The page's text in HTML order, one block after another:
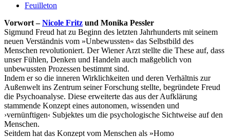
Feuilleton
Vorwort –Nicole Fritz und Monika Pessler
Sigmund Freud hat zu Beginn des letzten Jahrhunderts mit seinem
neuen Verständnis vom »Unbewussten« das Selbstbild des
Menschen revolutioniert. Der Wiener Arzt stellte die These auf, dass
unser Fühlen, Denken und Handeln auch maßgeblich von
unbewussten Prozessen bestimmt sind.
Indem er so die inneren Wirklichkeiten und deren Verhältnis zur
Außenwelt ins Zentrum seiner Forschung stellte, begründete Freud
die Psychoanalyse. Diese erweiterte das aus der Aufklärung
stammende Konzept eines autonomen, wissenden und
›vernünftigen‹ Subjektes um die psychologische Sichtweise auf den
Menschen.
Seitdem hat das Konzept vom Menschen als »Homo